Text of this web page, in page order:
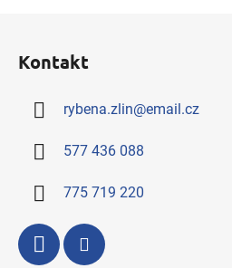
Kontakt
rybena.zlin@email.cz
577 436 088
775 719 220